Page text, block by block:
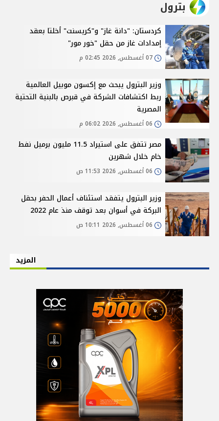
بترول
كردستان: "دانة غاز" و"كريسنت" أخلتا بعقد
إمدادات غاز من حقل "خور مور"
وزير البترول يبحث مع إكسون موبيل العالمية
ربط اكتشافات الشركة في قبرص بالبنية التحتية
المصرية
مصر تتفق على استيراد 11.5 مليون برميل نفط
خام خلال شهرين
وزير البترول يتفقد استئناف أعمال الحفر بحقل
البركة في أسوان بعد توقف منذ عام 2022
المزيد